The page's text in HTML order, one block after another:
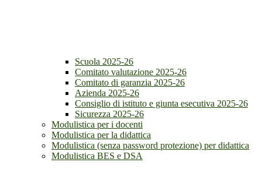
Scuola 2025-26
Comitato valutazione 2025-26
Comitato di garanzia 2025-26
Azienda 2025-26
Consiglio di istituto e giunta esecutiva 2025-26
Sicurezza 2025-26
Modulistica per i docenti
Modulistica per la didattica
Modulistica (senza password protezione) per didattica
Modulistica BES e DSA